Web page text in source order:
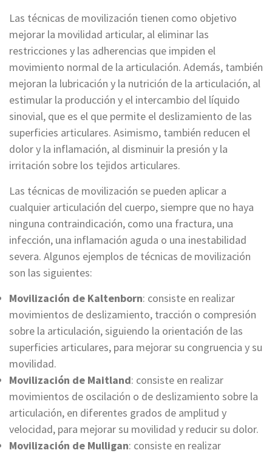
Las técnicas de movilización tienen como objetivo
mejorar la movilidad articular, al eliminar las
restricciones y las adherencias que impiden el
movimiento normal de la articulación. Además, también
mejoran la lubricación y la nutrición de la articulación, al
estimular la producción y el intercambio del líquido
sinovial, que es el que permite el deslizamiento de las
superficies articulares. Asimismo, también reducen el
dolor y la inflamación, al disminuir la presión y la
irritación sobre los tejidos articulares.
Las técnicas de movilización se pueden aplicar a
cualquier articulación del cuerpo, siempre que no haya
ninguna contraindicación, como una fractura, una
infección, una inflamación aguda o una inestabilidad
severa. Algunos ejemplos de técnicas de movilización
son las siguientes:
Movilización de Kaltenborn: consiste en realizar
movimientos de deslizamiento, tracción o compresión
sobre la articulación, siguiendo la orientación de las
superficies articulares, para mejorar su congruencia y su
movilidad.
Movilización de Maitland: consiste en realizar
movimientos de oscilación o de deslizamiento sobre la
articulación, en diferentes grados de amplitud y
velocidad, para mejorar su movilidad y reducir su dolor.
Movilización de Mulligan: consiste en realizar